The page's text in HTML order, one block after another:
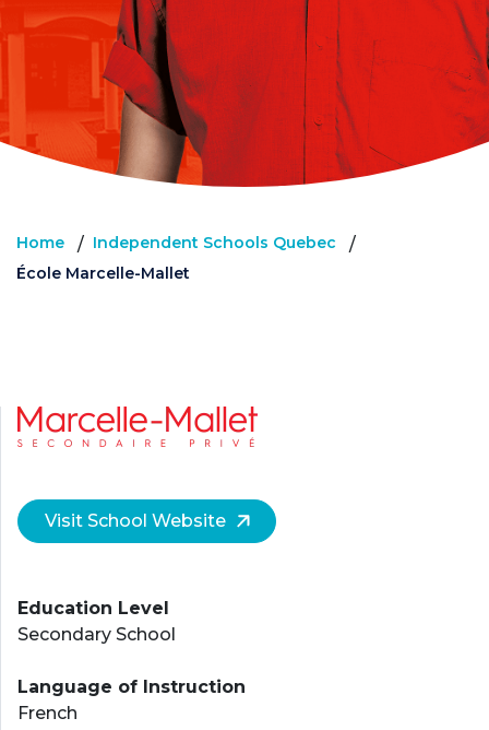
Home / Independent Schools Quebec /
École Marcelle-Mallet
Visit School Website
Education Level
Secondary School
Language of Instruction
French